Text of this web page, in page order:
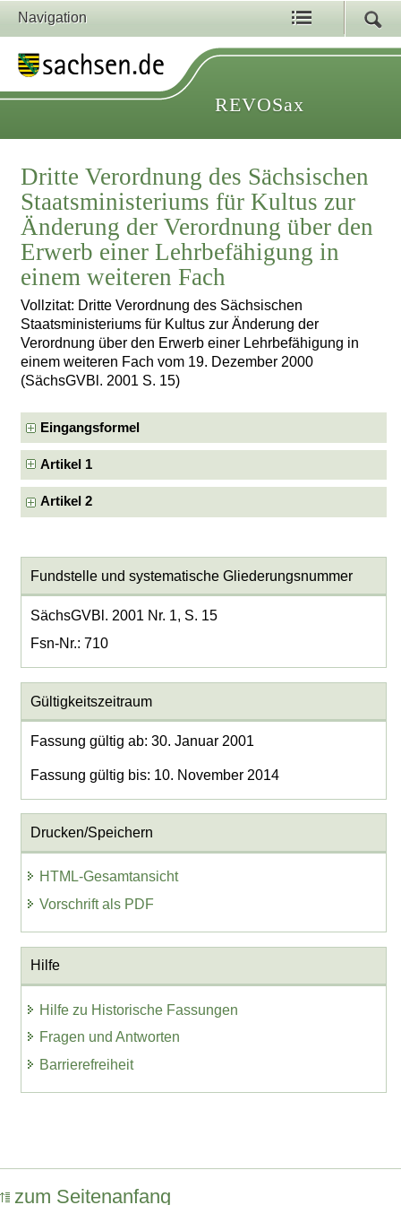
Navigation
REVOSax
Dritte Verordnung des Sächsischen
Staatsministeriums für Kultus zur
Änderung der Verordnung über den
Erwerb einer Lehrbefähigung in
einem weiteren Fach
Vollzitat: Dritte Verordnung des Sächsischen
Staatsministeriums für Kultus zur Änderung der
Verordnung über den Erwerb einer Lehrbefähigung in
einem weiteren Fach vom 19. Dezember 2000
(SächsGVBl. 2001 S. 15)
Eingangsformel
Artikel 1
Artikel 2
Fundstelle und systematische Gliederungsnummer
SächsGVBl. 2001 Nr. 1, S. 15
Fsn-Nr.: 710
Gültigkeitszeitraum
Fassung gültig ab: 30. Januar 2001
Fassung gültig bis: 10. November 2014
Drucken/Speichern
HTML-Gesamtansicht
Vorschrift als PDF
Hilfe
Hilfe zu Historische Fassungen
Fragen und Antworten
Barrierefreiheit
zum Seitenanfang